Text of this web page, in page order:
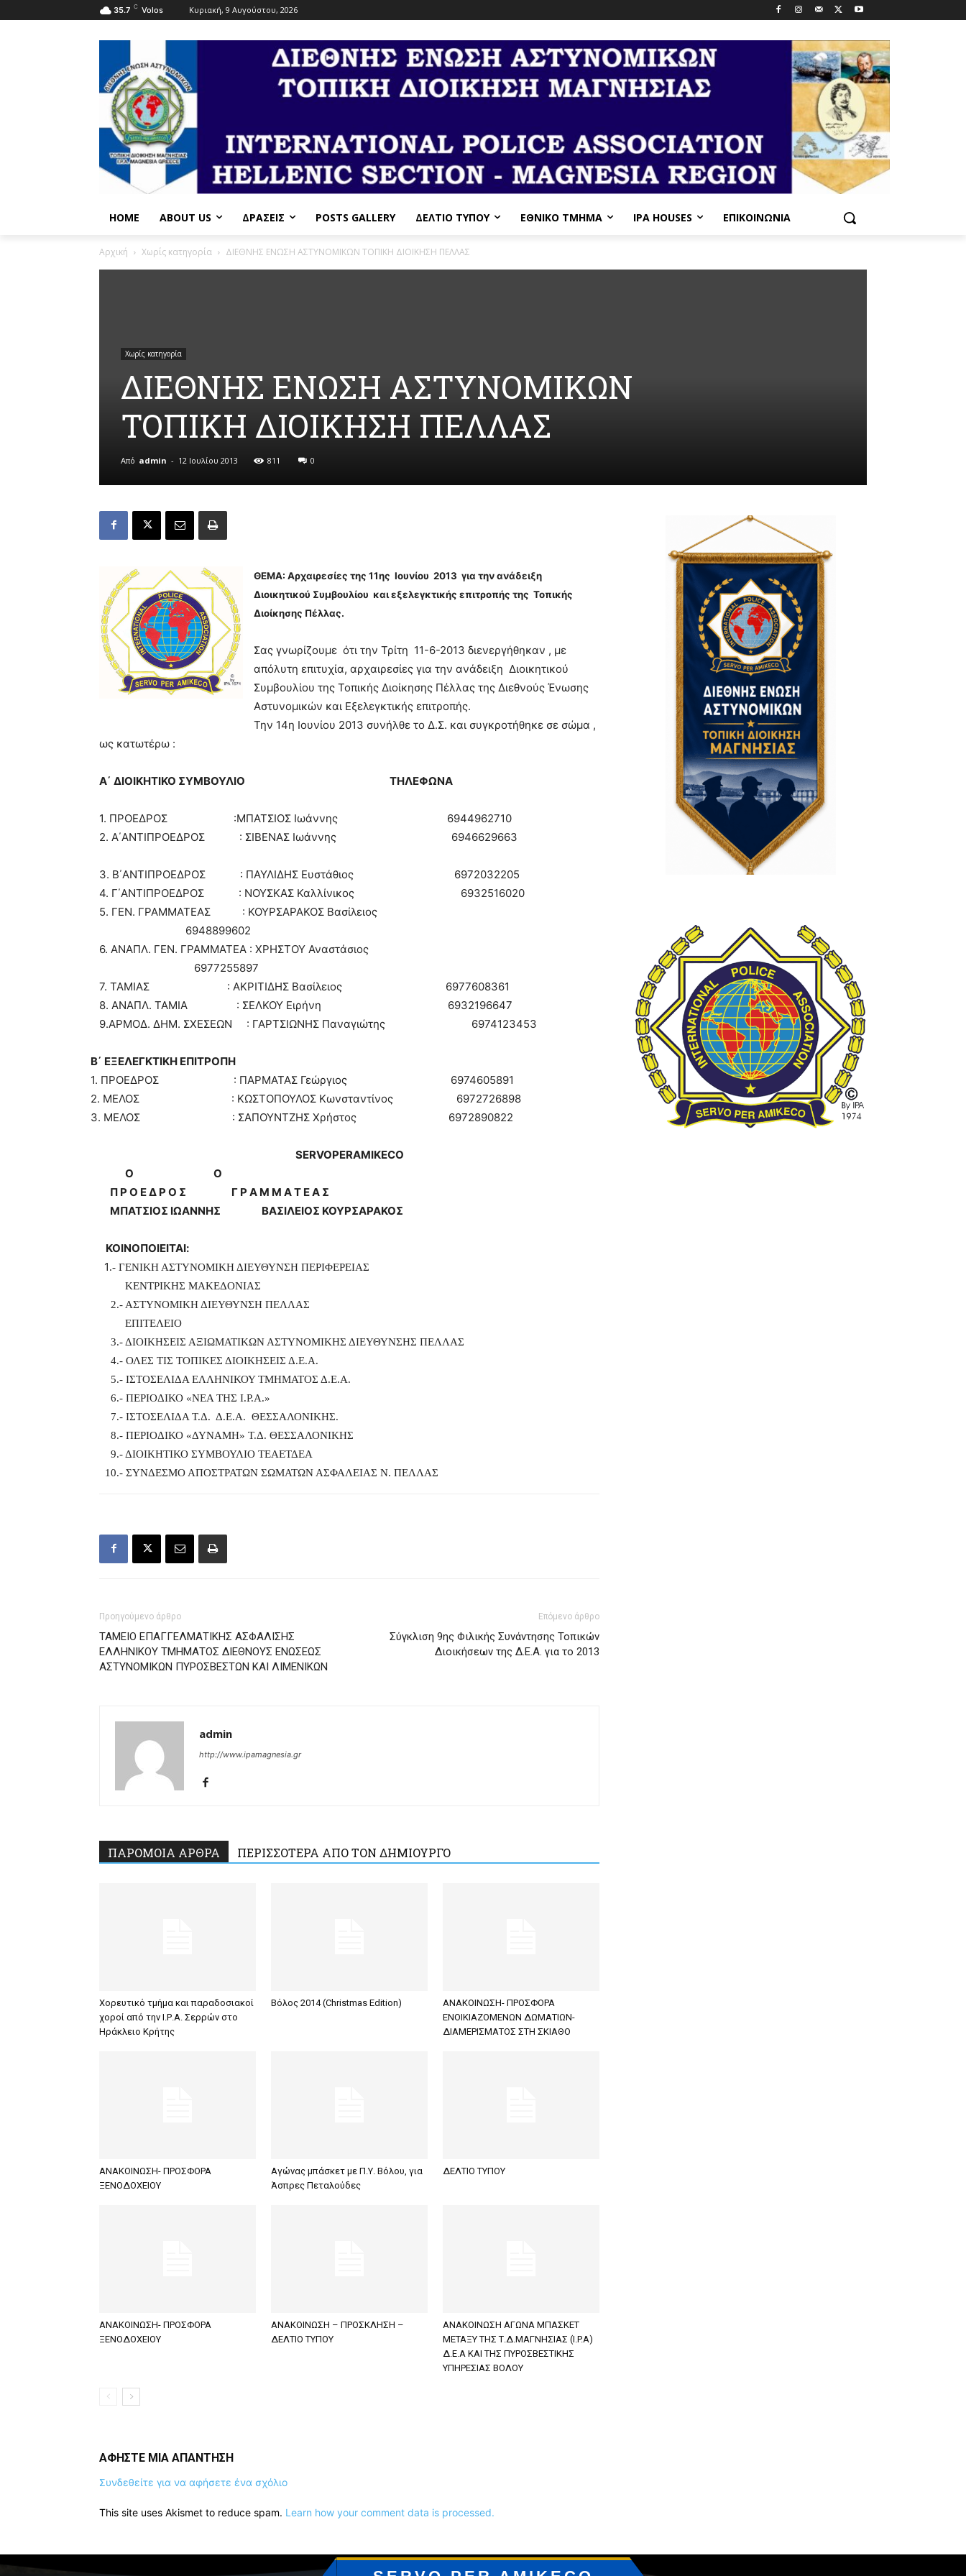
35.7 C Volos Κυριακή, 9 Αυγούστου, 2026
HOME ABOUT US ΔΡΆΣΕΙΣ POSTS GALLERY ΔΕΛΤΙΟ ΤΥΠΟΥ ΕΘΝΙΚΌ ΤΜΉΜΑ IPA HOUSES ΕΠΙΚΟΙΝΩΝΊΑ
Αρχική Χωρίς κατηγορία ΔΙΕΘΝΗΣ ΕΝΩΣΗ ΑΣΤΥΝΟΜΙΚΩΝ ΤΟΠΙΚΗ ΔΙΟΙΚΗΣΗ ΠΕΛΛΑΣ
Χωρίς κατηγορία
ΔΙΕΘΝΗΣ ΕΝΩΣΗ ΑΣΤΥΝΟΜΙΚΩΝ
ΤΟΠΙΚΗ ΔΙΟΙΚΗΣΗ ΠΕΛΛΑΣ
Από admin - 12 Ιουλίου 2013 811 0
ΘΕΜΑ: Αρχαιρεσίες της 11ης Ιουνίου 2013 για την ανάδειξη
Διοικητικού Συμβουλίου και εξελεγκτικής επιτροπής της Τοπικής
Διοίκησης Πέλλας.
Σας γνωρίζουμε ότι την Τρίτη 11-6-2013 διενεργήθηκαν , με
απόλυτη επιτυχία, αρχαιρεσίες για την ανάδειξη Διοικητικού
Συμβουλίου της Τοπικής Διοίκησης Πέλλας της Διεθνούς Ένωσης
Αστυνομικών και Εξελεγκτικής επιτροπής.
Την 14η Ιουνίου 2013 συνήλθε το Δ.Σ. και συγκροτήθηκε σε σώμα ,
ως κατωτέρω :
Α΄ ΔΙΟΙΚΗΤΙΚΟ ΣΥΜΒΟΥΛΙΟ ΤΗΛΕΦΩΝΑ
1. ΠΡΟΕΔΡΟΣ :ΜΠΑΤΣΙΟΣ Ιωάννης 6944962710
2. Α΄ΑΝΤΙΠΡΟΕΔΡΟΣ : ΣΙΒΕΝΑΣ Ιωάννης 6946629663
3. Β΄ΑΝΤΙΠΡΟΕΔΡΟΣ : ΠΑΥΛΙΔΗΣ Ευστάθιος 6972032205
4. Γ΄ΑΝΤΙΠΡΟΕΔΡΟΣ : ΝΟΥΣΚΑΣ Καλλίνικος 6932516020
5. ΓΕΝ. ΓΡΑΜΜΑΤΕΑΣ : ΚΟΥΡΣΑΡΑΚΟΣ Βασίλειος
6948899602
6. ΑΝΑΠΛ. ΓΕΝ. ΓΡΑΜΜΑΤΕΑ : ΧΡΗΣΤΟΥ Αναστάσιος
6977255897
7. ΤΑΜΙΑΣ : ΑΚΡΙΤΙΔΗΣ Βασίλειος
6977608361
8. ΑΝΑΠΛ. ΤΑΜΙΑ : ΣΕΛΚΟΥ Ειρήνη 6932196647
9.ΑΡΜΟΔ. ΔΗΜ. ΣΧΕΣΕΩΝ : ΓΑΡΤΣΙΩΝΗΣ Παναγιώτης
6974123453
Β΄ ΕΞΕΛΕΓΚΤΙΚΗ ΕΠΙΤΡΟΠΗ
1. ΠΡΟΕΔΡΟΣ : ΠΑΡΜΑΤΑΣ Γεώργιος 6974605891
2. ΜΕΛΟΣ : ΚΩΣΤΟΠΟΥΛΟΣ Κωνσταντίνος 6972726898
3. ΜΕΛΟΣ : ΣΑΠΟΥΝΤΖΗΣ Χρήστος 6972890822
SERVOPERAMIKECO
Ο Ο
Π Ρ Ο Ε Δ Ρ Ο Σ Γ Ρ Α Μ Μ Α Τ Ε Α Σ
ΜΠΑΤΣΙΟΣ ΙΩΑΝΝΗΣ ΒΑΣΙΛΕΙΟΣ ΚΟΥΡΣΑΡΑΚΟΣ
ΚΟΙΝΟΠΟΙΕΙΤΑΙ:
1.- ΓΕΝΙΚΗ ΑΣΤΥΝΟΜΙΚΗ ΔΙΕΥΘΥΝΣΗ ΠΕΡΙΦΕΡΕΙΑΣ
ΚΕΝΤΡΙΚΗΣ ΜΑΚΕΔΟΝΙΑΣ
2.- ΑΣΤΥΝΟΜΙΚΗ ΔΙΕΥΘΥΝΣΗ ΠΕΛΛΑΣ
ΕΠΙΤΕΛΕΙΟ
3.- ΔΙΟΙΚΗΣΕΙΣ ΑΞΙΩΜΑΤΙΚΩΝ ΑΣΤΥΝΟΜΙΚΗΣ ΔΙΕΥΘΥΝΣΗΣ ΠΕΛΛΑΣ
4.- ΟΛΕΣ ΤΙΣ ΤΟΠΙΚΕΣ ΔΙΟΙΚΗΣΕΙΣ Δ.Ε.Α.
5.- ΙΣΤΟΣΕΛΙΔΑ ΕΛΛΗΝΙΚΟΥ ΤΜΗΜΑΤΟΣ Δ.Ε.Α.
6.- ΠΕΡΙΟΔΙΚΟ «ΝΕΑ ΤΗΣ Ι.Ρ.Α.»
7.- ΙΣΤΟΣΕΛΙΔΑ Τ.Δ. Δ.Ε.Α. ΘΕΣΣΑΛΟΝΙΚΗΣ.
8.- ΠΕΡΙΟΔΙΚΟ «ΔΥΝΑΜΗ» Τ.Δ. ΘΕΣΣΑΛΟΝΙΚΗΣ
9.- ΔΙΟΙΚΗΤΙΚΟ ΣΥΜΒΟΥΛΙΟ ΤΕΑΕΤΔΕΑ
10.- ΣΥΝΔΕΣΜΟ ΑΠΟΣΤΡΑΤΩΝ ΣΩΜΑΤΩΝ ΑΣΦΑΛΕΙΑΣ Ν. ΠΕΛΛΑΣ
Προηγούμενο άρθρο
ΤΑΜΕΙΟ ΕΠΑΓΓΕΛΜΑΤΙΚΗΣ ΑΣΦΑΛΙΣΗΣ
ΕΛΛΗΝΙΚΟΥ ΤΜΗΜΑΤΟΣ ΔΙΕΘΝΟΥΣ ΕΝΩΣΕΩΣ
ΑΣΤΥΝΟΜΙΚΩΝ ΠΥΡΟΣΒΕΣΤΩΝ ΚΑΙ ΛΙΜΕΝΙΚΩΝ
Επόμενο άρθρο
Σύγκλιση 9ης Φιλικής Συνάντησης Τοπικών
Διοικήσεων της Δ.Ε.Α. για το 2013
admin
http://www.ipamagnesia.gr
ΠΑΡΟΜΟΙΑ ΑΡΘΡΑ ΠΕΡΙΣΣΟΤΕΡΑ ΑΠΟ ΤΟΝ ΔΗΜΙΟΥΡΓΟ
Χορευτικό τμήμα και παραδοσιακοί
χοροί από την Ι.Ρ.Α. Σερρών στο
Ηράκλειο Κρήτης
Βόλος 2014 (Christmas Edition)
ΑΝΑΚΟΙΝΩΣΗ- ΠΡΟΣΦΟΡΑ
ΕΝΟΙΚΙΑΖΟΜΕΝΩΝ ΔΩΜΑΤΙΩΝ-
ΔΙΑΜΕΡΙΣΜΑΤΟΣ ΣΤΗ ΣΚΙΑΘΟ
ΑΝΑΚΟΙΝΩΣΗ- ΠΡΟΣΦΟΡΑ
ΞΕΝΟΔΟΧΕΙΟΥ
Αγώνας μπάσκετ με Π.Υ. Βόλου, για
Άσπρες Πεταλούδες
ΔΕΛΤΙΟ ΤΥΠΟΥ
ΑΝΑΚΟΙΝΩΣΗ- ΠΡΟΣΦΟΡΑ
ΞΕΝΟΔΟΧΕΙΟΥ
ΑΝΑΚΟΙΝΩΣΗ – ΠΡΟΣΚΛΗΣΗ –
ΔΕΛΤΙΟ ΤΥΠΟΥ
ΑΝΑΚΟΙΝΩΣΗ ΑΓΩΝΑ ΜΠΑΣΚΕΤ
ΜΕΤΑΞΥ ΤΗΣ Τ.Δ.ΜΑΓΝΗΣΙΑΣ (I.P.A)
Δ.Ε.Α KAI ΤΗΣ ΠΥΡΟΣΒΕΣΤΙΚΗΣ
ΥΠΗΡΕΣΙΑΣ ΒΟΛΟΥ
ΑΦΗΣΤΕ ΜΙΑ ΑΠΑΝΤΗΣΗ
Συνδεθείτε για να αφήσετε ένα σχόλιο
This site uses Akismet to reduce spam. Learn how your comment data is processed.